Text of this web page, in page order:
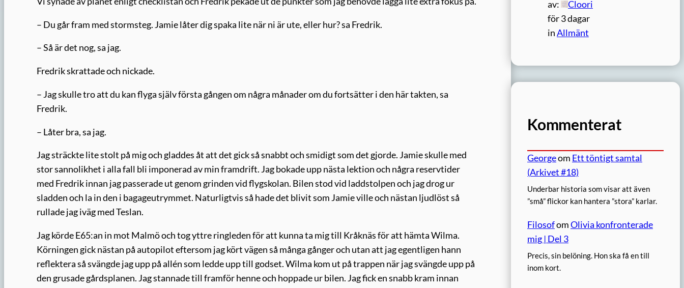
– Du går fram med stormsteg. Jamie låter dig spaka lite när ni är ute, eller hur? sa Fredrik.
– Så är det nog, sa jag.
Fredrik skrattade och nickade.
– Jag skulle tro att du kan flyga själv första gången om några månader om du fortsätter i den här takten, sa
Fredrik.
– Låter bra, sa jag.
Jag sträckte lite stolt på mig och gladdes åt att det gick så snabbt och smidigt som det gjorde. Jamie skulle med
stor sannolikhet i alla fall bli imponerad av min framdrift. Jag bokade upp nästa lektion och några reservtider
med Fredrik innan jag passerade ut genom grinden vid flygskolan. Bilen stod vid laddstolpen och jag drog ur
sladden och la in den i bagageutrymmet. Naturligtvis så hade det blivit som Jamie ville och nästan ljudlöst så
rullade jag iväg med Teslan.
Jag körde E65:an in mot Malmö och tog yttre ringleden för att kunna ta mig till Kråknäs för att hämta Wilma.
Körningen gick nästan på autopilot eftersom jag kört vägen så många gånger och utan att jag egentligen hann
reflektera så svängde jag upp på allén som ledde upp till godset. Wilma kom ut på trappen när jag svängde upp på
den grusade gårdsplanen. Jag stannade till framför henne och hoppade ur bilen. Jag fick en snabb kram innan
av:
Cloori
för 3 dagar
inAllmänt
Kommenterat
Georgeom Ett töntigt samtal
(Arkivet #18)
Underbar historia som visar att även
”små” flickor kan hantera ”stora” karlar.
FilosofomOlivia konfronterade
mig | Del 3
Precis, sin belöning. Hon ska få en till
inom kort.